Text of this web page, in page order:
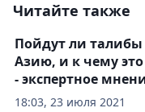
Читайте также
18:03, 23 июля 2021
Пойдут ли
Азию, и к чему
- экспертное